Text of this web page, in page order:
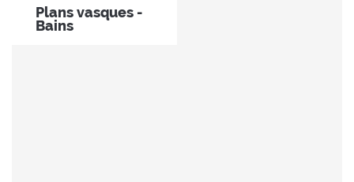
Plans vasques -
Bains